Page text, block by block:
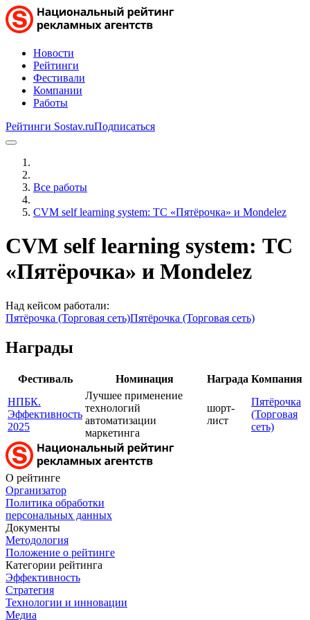
Новости
Рейтинги
Фестивали
Компании
Работы
Рейтинги Sostav.ruПодписаться
Все работы
СVM self learning system: ТС «Пятёрочка» и Mondelez
СVM self learning system: ТС
«Пятёрочка» и Mondelez
Над кейсом работали:
Пятёрочка (Торговая сеть)Пятёрочка (Торговая сеть)
Награды
Фестиваль Номинация Награда Компания
НПБК.
Эффективность
2025
Лучшее применение
технологий
автоматизации
маркетинга
шорт-
лист
Пятёрочка
(Торговая
сеть)
О рейтинге
Организатор
Политика обработки
персональных данных
Документы
Методология
Положение о рейтинге
Категории рейтинга
Эффективность
Стратегия
Технологии и инновации
Медиа